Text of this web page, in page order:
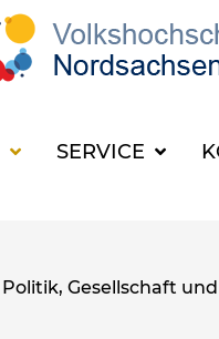
SERVICE
Politik, Gesellschaft